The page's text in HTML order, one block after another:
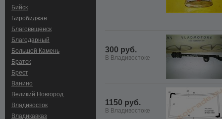
Бийск
Биробиджан
Благовещенск
Благодарный
Большой Камень
Братск
Брест
Ванино
Великий Новгород
Владивосток
Владикавказ
300 руб.
В Владивостоке
1150 руб.
В Владивостоке